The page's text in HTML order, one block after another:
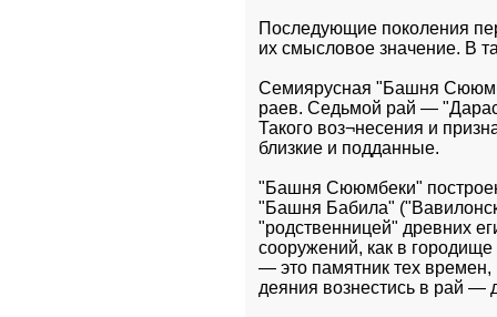
Последующие поколения
их смысловое значение. В
Семиярусная "Башня
раев. Седьмой рай —
Такого воз¬несения и
близкие и подданные.
"Башня Сююмбеки"
"Башня Бабила"
"родственницей" древних
сооружений, как в
— это памятник тех времен,
деяния вознестись в рай —